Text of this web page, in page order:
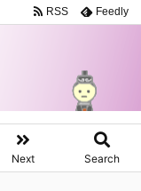
Next Search
RSS Feedly